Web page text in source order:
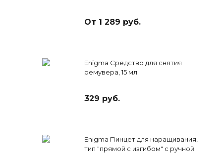
От 1 289 руб.
Enigma Средство для снятия
ремувера, 15 мл
329 руб.
Enigma Пинцет для наращивания,
тип "прямой с изгибом" с ручной